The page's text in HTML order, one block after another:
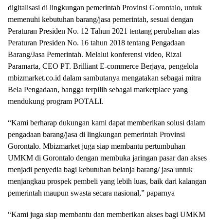
digitalisasi di lingkungan pemerintah Provinsi Gorontalo, untuk
memenuhi kebutuhan barang/jasa pemerintah, sesuai dengan
Peraturan Presiden No. 12 Tahun 2021 tentang perubahan atas
Peraturan Presiden No. 16 tahun 2018 tentang Pengadaan
Barang/Jasa Pemerintah. Melalui konferensi video, Rizal
Paramarta, CEO PT. Brilliant E-commerce Berjaya, pengelola
mbizmarket.co.id dalam sambutanya mengatakan sebagai mitra
Bela Pengadaan, bangga terpilih sebagai marketplace yang
mendukung program POTALI.
“Kami berharap dukungan kami dapat memberikan solusi dalam
pengadaan barang/jasa di lingkungan pemerintah Provinsi
Gorontalo. Mbizmarket juga siap membantu pertumbuhan
UMKM di Gorontalo dengan membuka jaringan pasar dan akses
menjadi penyedia bagi kebutuhan belanja barang/ jasa untuk
menjangkau prospek pembeli yang lebih luas, baik dari kalangan
pemerintah maupun swasta secara nasional,” paparnya
“Kami juga siap membantu dan memberikan akses bagi UMKM